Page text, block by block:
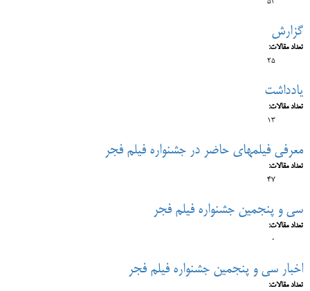
53
گزارش
تعداد مقالات:
25
یادداشت
تعداد مقالات:
13
معرفی فیلم‎های حاضر در جشنواره فیلم فجر
تعداد مقالات:
47
سی و پنجمین جشنواره فیلم فجر
تعداد مقالات:
0
اخبار سی و پنجمین جشنواره فیلم فجر
تعداد مقالات: